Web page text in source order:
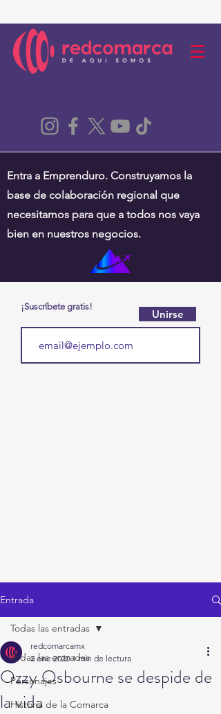
Entra a Emprenduro. Construyamos la
base de colaboración regional que
necesitamos para que a todos nos vaya
bien en nuestros negocios.
¡Suscríbete gratis!
Unirse
Entrada
Todas las entradas
Personajes
Historia de la Comarca
Todas las entradas
Ozzy Osbourne se despide de
la vida
redcomarcamx
2 ene 2020 1 min de lectura